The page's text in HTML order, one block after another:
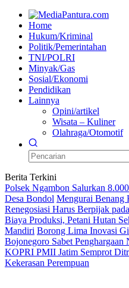
Home
Hukum/Kriminal
Politik/Pemerintahan
TNI/POLRI
Minyak/Gas
Sosial/Ekonomi
Pendidikan
Lainnya
Opini/artikel
Wisata – Kuliner
Olahraga/Otomotif
Berita Terkini
Polsek Ngambon Salurkan
Desa Bondol Mengurai Benang
Renegosiasi Harus Berpijak
Biaya Produksi, Petani Hutan
Mandiri Borong Lima Inovasi
Bojonegoro Sabet Penghargaan
KOPRI PMII Jatim Semprot
Kekerasan Perempuan